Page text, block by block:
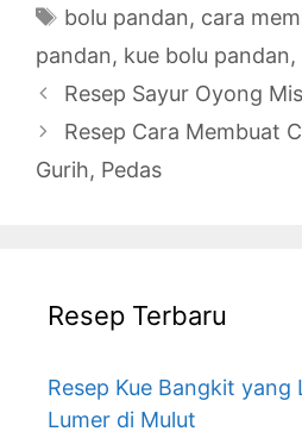
Tags
bolu pandan, cara
pandan, kue bolu pandan,
Resep Sayur Oyong
Resep Cara Membuat
Gurih, Pedas
Resep Terbaru
Resep Kue Bangkit yang
Lumer di Mulut